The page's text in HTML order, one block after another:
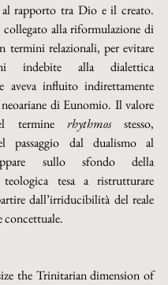
al rapporto tra Dio e il creato.
collegato alla riformulazione di
termini relazionali, per evitare
indebite alla dialettica
aveva influito indirettamente
di Eunomio. Il valore
termine rhythmos stesso,
passaggio dal dualismo al
sullo sfondo della
teologica tesa a ristrutturare
dall’irriducibilità del reale
concettuale.
the Trinitarian dimension of